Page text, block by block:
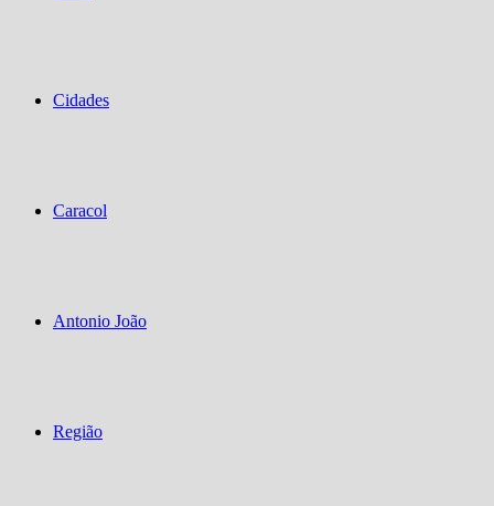
Cidades
Caracol
Antonio João
Região